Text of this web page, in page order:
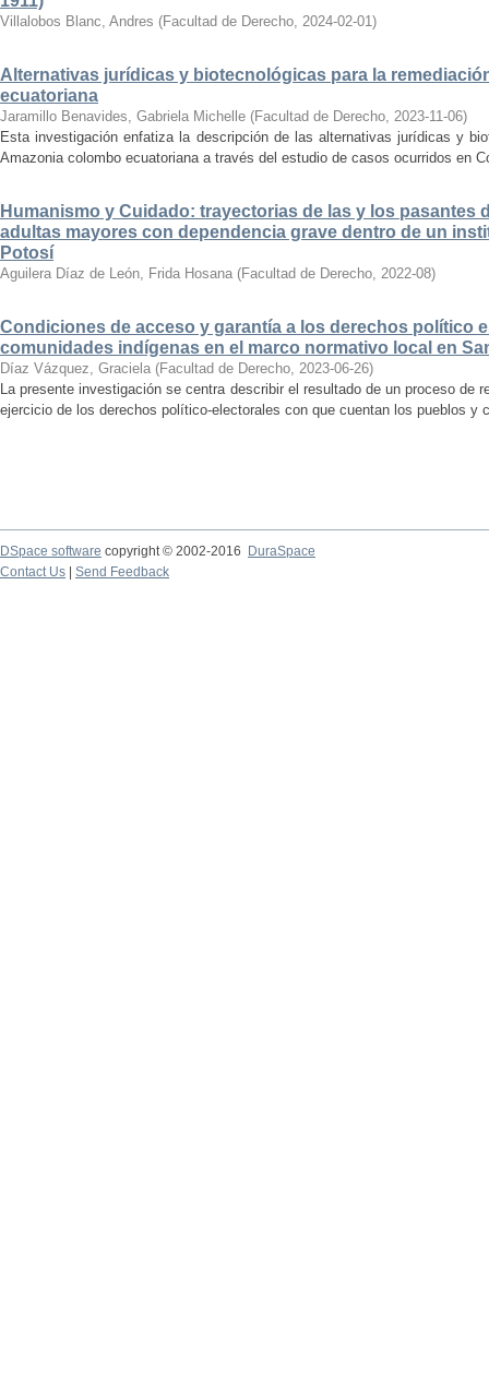
Villalobos Blanc, Andres (Facultad de Derecho, 2024-02-01)
Alternativas jurídicas y biotecnológicas para la
ecuatoriana
Jaramillo Benavides, Gabriela Michelle (Facultad de Derecho, 2023-11-06)
Esta investigación enfatiza la descripción de las alternativas jurídicas y
Amazonia colombo ecuatoriana a través del estudio de casos ocurridos en
Humanismo y Cuidado: trayectorias de las y los pasantes
adultas mayores con dependencia grave dentro de un
Potosí
Aguilera Díaz de León, Frida Hosana (Facultad de Derecho, 2022-08)
Condiciones de acceso y garantía a los derechos político
comunidades indígenas en el marco normativo local en
Díaz Vázquez, Graciela (Facultad de Derecho, 2023-06-26)
La presente investigación se centra describir el resultado de un proceso de
ejercicio de los derechos político-electorales con que cuentan los pueblos y
DSpace software copyright © 2002-2016
DuraSpace
Contact Us
Send Feedback